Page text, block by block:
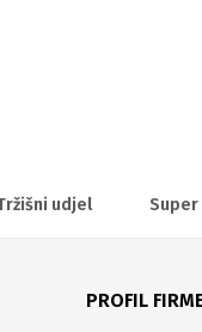
udjel
PROFIL